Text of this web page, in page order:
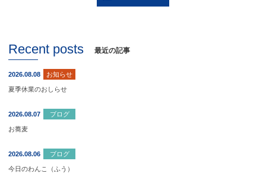
Recent posts 最近の記事
2026.08.08 お知らせ
夏季休業のおしらせ
2026.08.07 ブログ
お蕎麦
2026.08.06 ブログ
今日のわんこ（ふう）